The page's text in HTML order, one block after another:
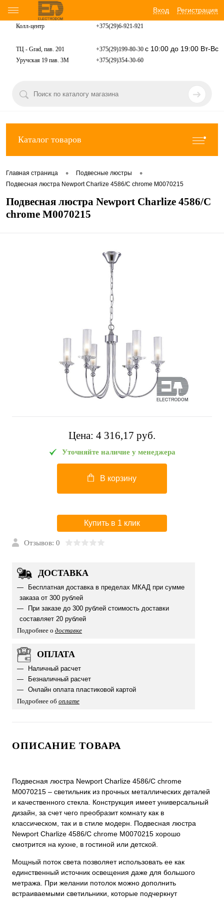
Вход Регистрация
Колл-центр +375(29)6-921-921
ТЦ - Grad, пав. 201 +375(29)199-80-30 с 10:00 до 19:00 Вт-Вс
Уручская 19 пав. 3М +375(29)354-30-60
Каталог товаров
Главная страница • Подвесные люстры •
Подвесная люстра Newport Сharlize 4586/С chrome М0070215
Подвесная люстра Newport Сharlize 4586/С
chrome М0070215
Цена: 4 316,17 pуб.
Уточняйте наличие у менеджера
В корзину
Купить в 1 клик
Отзывов: 0
ДОСТАВКА
Бесплатная доставка в пределах МКАД при сумме
заказа от 300 рублей
При заказе до 300 рублей стоимость доставки
составляет 20 рублей
Подробнее о доставке
ОПЛАТА
Наличный расчет
Безналичный расчет
Онлайн оплата пластиковой картой
Подробнее об оплате
ОПИСАНИЕ ТОВАРА
Подвесная люстра Newport Сharlize 4586/С chrome
М0070215 – светильник из прочных металлических деталей
и качественного стекла. Конструкция имеет универсальный
дизайн, за счет чего преобразит комнату как в
классическом, так и в стиле модерн. Подвесная люстра
Newport Сharlize 4586/С chrome М0070215 хорошо
смотрится на кухне, в гостиной или детской.
Мощный поток света позволяет использовать ее как
единственный источник освещения даже для большого
метража. При желании потолок можно дополнить
встраиваемыми светильники, которые подчеркнут